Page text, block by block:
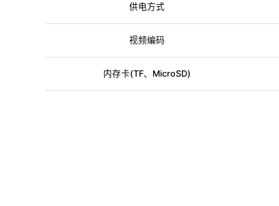
供电方式
视频编码
内存卡(TF、MicroSD)